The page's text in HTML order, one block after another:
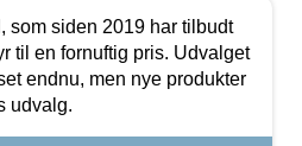
som siden 2019 har tilbudt
til en fornuftig pris. Udvalget
endnu, men nye produkter
udvalg.